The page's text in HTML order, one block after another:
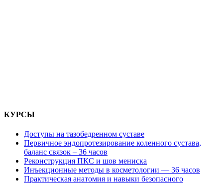
КУРСЫ
Доступы на тазобедренном суставе
Первичное эндопротезирование коленного сустава,
баланс связок – 36 часов
Реконструкция ПКС и шов мениска
Инъекционные методы в косметологии — 36 часов
Практическая анатомия и навыки безопасного